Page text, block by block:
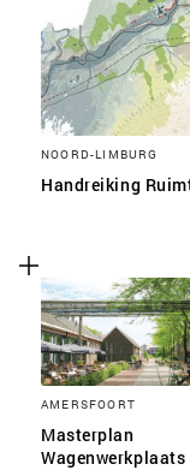
NOORD-LIMBURG
Handreiking
AMERSFOORT
Masterplan
Wagenwerkplaats